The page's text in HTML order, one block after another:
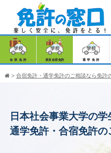
合宿免許 東京合宿免許 通学免許
> 合宿免許・通学免許のご相談なら免許
日本社会事業大学の
通学免許・合宿免許の